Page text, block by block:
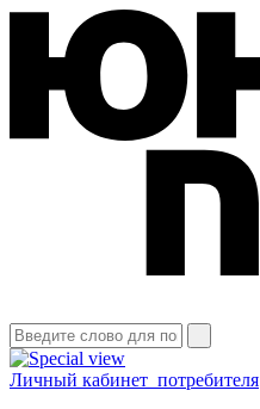
Личный кабинет потребителя